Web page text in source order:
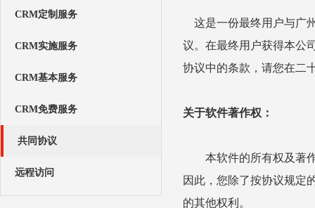
CRM定制服务
CRM实施服务
CRM基本服务
CRM免费服务
共同协议
远程访问
这是一份最终用户与广
议。在最终用户获得本公
协议中的条款，请您在二
关于软件著作权：
本软件的所有权及著作
因此，您除了按协议规定
的其他权利。